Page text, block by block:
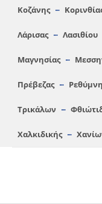
Κοζάνης
Λάρισας Λασιθίου
Μαγνησίας
Πρέβεζας
Τρικάλων
Χαλκιδικής